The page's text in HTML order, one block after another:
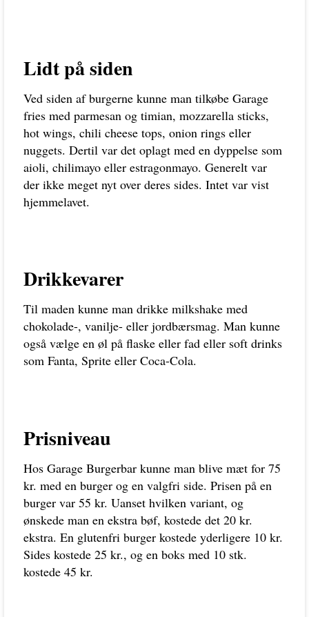
Lidt på siden
Ved siden af burgerne kunne man tilkøbe Garage
fries med parmesan og timian, mozzarella sticks,
hot wings, chili cheese tops, onion rings eller
nuggets. Dertil var det oplagt med en dyppelse som
aioli, chilimayo eller estragonmayo. Generelt var
der ikke meget nyt over deres sides. Intet var vist
hjemmelavet.
Drikkevarer
Til maden kunne man drikke milkshake med
chokolade-, vanilje- eller jordbærsmag. Man kunne
også vælge en øl på flaske eller fad eller soft drinks
som Fanta, Sprite eller Coca-Cola.
Prisniveau
Hos Garage Burgerbar kunne man blive mæt for 75
kr. med en burger og en valgfri side. Prisen på en
burger var 55 kr. Uanset hvilken variant, og
ønskede man en ekstra bøf, kostede det 20 kr.
ekstra. En glutenfri burger kostede yderligere 10 kr.
Sides kostede 25 kr., og en boks med 10 stk.
kostede 45 kr.